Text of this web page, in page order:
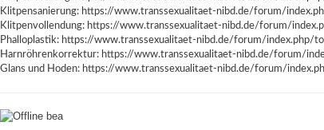
Klitpensanierung: https://www.transsexualitaet-nibd.de/forum/
Klitpenvollendung: https://www.transsexualitaet-nibd.de/forum/
Phalloplastik: https://www.transsexualitaet-nibd.de/forum/index.php/
Harnröhrenkorrektur: https://www.transsexualitaet-nibd.de/forum/
Glans und Hoden: https://www.transsexualitaet-nibd.de/forum/
bea